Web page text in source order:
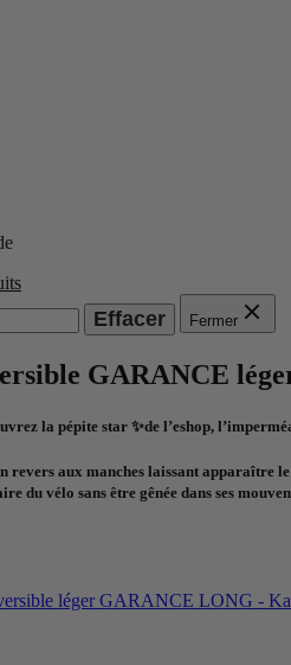
Effacer Fermer
GARANCE
la pépite star ✨de l’eshop,
revers aux manches laissant apparaître
du vélo sans être gênée dans ses